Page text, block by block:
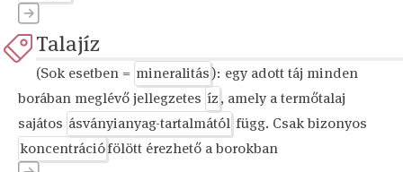
Talajíz
(Sok esetben = mineralitás): egy adott táj minden
borában meglévő jellegzetes íz, amely a termőtalaj
sajátos ásványianyag-tartalmától függ. Csak bizonyos
koncentrációfölött érezhető a borokban